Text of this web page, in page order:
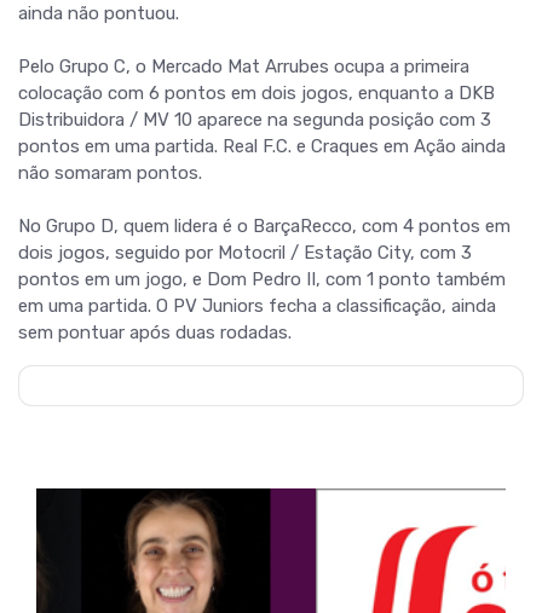
ainda não pontuou.
Pelo Grupo C, o Mercado Mat Arrubes ocupa a primeira
colocação com 6 pontos em dois jogos, enquanto a DKB
Distribuidora / MV 10 aparece na segunda posição com 3
pontos em uma partida. Real F.C. e Craques em Ação ainda
não somaram pontos.
No Grupo D, quem lidera é o BarçaRecco, com 4 pontos em
dois jogos, seguido por Motocril / Estação City, com 3
pontos em um jogo, e Dom Pedro II, com 1 ponto também
em uma partida. O PV Juniors fecha a classificação, ainda
sem pontuar após duas rodadas.